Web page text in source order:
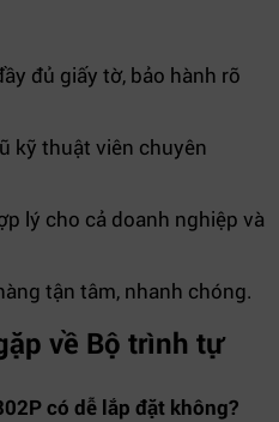
đủ giấy tờ, bảo hành rõ
kỹ thuật viên chuyên
lý cho cả doanh nghiệp và
tận tâm, nhanh chóng.
về Bộ trình tự
có dễ lắp đặt không?